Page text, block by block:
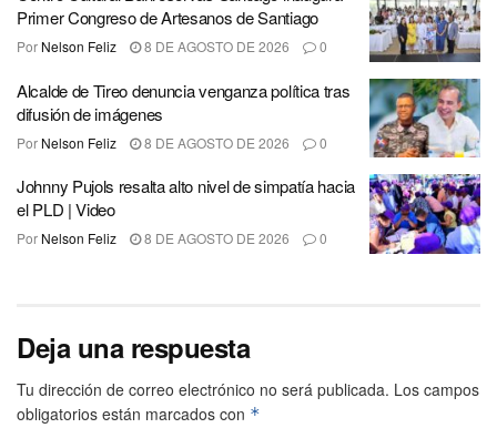
Primer Congreso de Artesanos de Santiago
Por Nelson Feliz 8 DE AGOSTO DE 2026 0
Alcalde de Tireo denuncia venganza política tras
difusión de imágenes
Por Nelson Feliz 8 DE AGOSTO DE 2026 0
Johnny Pujols resalta alto nivel de simpatía hacia
el PLD | Video
Por Nelson Feliz 8 DE AGOSTO DE 2026 0
Deja una respuesta
Tu dirección de correo electrónico no será publicada. Los campos
obligatorios están marcados con *